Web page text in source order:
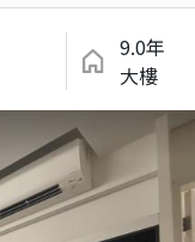
9.0年
大樓